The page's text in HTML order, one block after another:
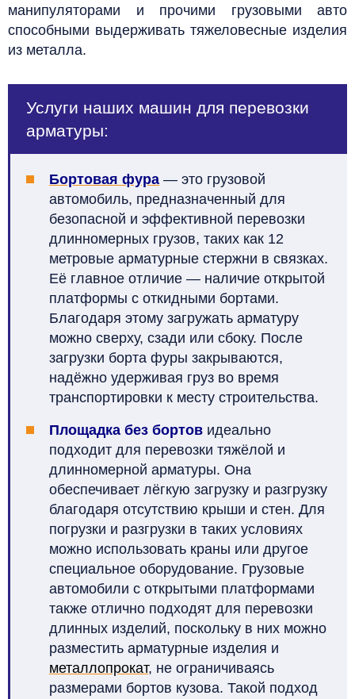
манипуляторами и прочими грузовыми авто
способными выдерживать тяжеловесные изделия
из металла.
Услуги наших машин для перевозки
арматуры:
Бортовая фура — это грузовой
автомобиль, предназначенный для
безопасной и эффективной перевозки
длинномерных грузов, таких как 12
метровые арматурные стержни в связках.
Её главное отличие — наличие открытой
платформы с откидными бортами.
Благодаря этому загружать арматуру
можно сверху, сзади или сбоку. После
загрузки борта фуры закрываются,
надёжно удерживая груз во время
транспортировки к месту строительства.
Площадка без бортов идеально
подходит для перевозки тяжёлой и
длинномерной арматуры. Она
обеспечивает лёгкую загрузку и разгрузку
благодаря отсутствию крыши и стен. Для
погрузки и разгрузки в таких условиях
можно использовать краны или другое
специальное оборудование. Грузовые
автомобили с открытыми платформами
также отлично подходят для перевозки
длинных изделий, поскольку в них можно
разместить арматурные изделия и
металлопрокат, не ограничиваясь
размерами бортов кузова. Такой подход